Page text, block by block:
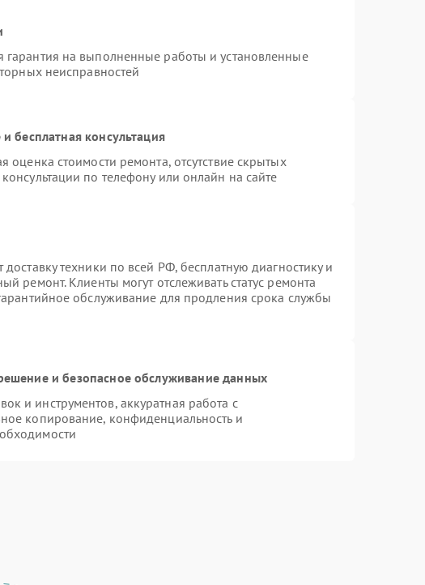
гарантия на выполненные работы и установленные
неисправностей
бесплатная консультация
оценка стоимости ремонта, отсутствие скрытых
по телефону или онлайн на сайте
техники по всей РФ, бесплатную диагностику и
ремонт. Клиенты могут отслеживать статус ремонта
обслуживание для продления срока службы
и безопасное обслуживание данных
и инструментов, аккуратная работа с
копирование, конфиденциальность и